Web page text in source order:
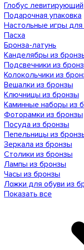
Глобус левитирующий
Подарочная упаковка
Настольные игры
Пасха
Бронза-латунь
Канделябры из
Подсвечники из
Колокольчики из
Вешалки из бронзы
Ключницы из бронзы
Каминные наборы из
Фоторамки из бронзы
Посуда из бронзы
Пепельницы из
Зеркала из бронзы
Столики из бронзы
Лампы из бронзы
Часы из бронзы
Ложки для обуви из
Показать все